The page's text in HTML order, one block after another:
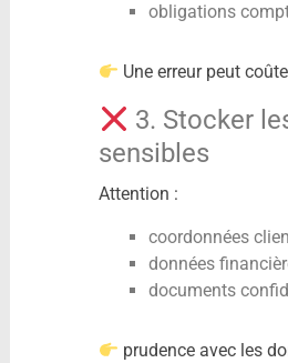
obligations
Une erreur peut
3. Stocker
sensibles
Attention :
coordonnées
données
documents
prudence avec les